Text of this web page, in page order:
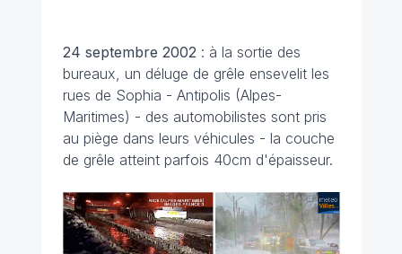
24 septembre 2002 : à la sortie des
bureaux, un déluge de grêle ensevelit les
rues de Sophia - Antipolis (Alpes-
Maritimes) - des automobilistes sont pris
au piège dans leurs véhicules - la couche
de grêle atteint parfois 40cm d'épaisseur.